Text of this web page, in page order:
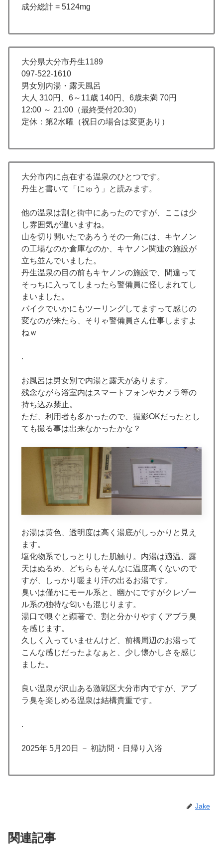
成分総計 = 5124mg
大分県大分市丹生1189
097-522-1610
男女別内湯・露天風呂
大人 310円、6～11歳 140円、6歳未満 70円
12:00 ～ 21:00（最終受付20:30）
定休：第2水曜（祝日の場合は変更あり）
大分市内に点在する温泉のひとつです。
丹生と書いて「にゅう」と読みます。
他の温泉は割と街中にあったのですが、ここは少
し雰囲気が違いますね。
山を切り開いたであろうその一角には、キヤノン
の工場なのか倉庫なのか、キヤノン関連の施設が
立ち並んでいました。
丹生温泉の目の前もキヤノンの施設で、間違って
そっちに入ってしまったら警備員に怪しまれてし
まいました。
バイクでいかにもツーリングしてますって感じの
変なのが来たら、そりゃ警備員さん仕事しますよ
ねｗ
.
お風呂は男女別で内湯と露天があります。
残念ながら浴室内はスマートフォンやカメラ等の
持ち込み禁止。
ただ、利用者も多かったので、撮影OKだったとし
ても撮る事は出来なかったかな？
お湯は黄色、透明度は高く湯底がしっかりと見え
ます。
塩化物系でしっとりした肌触り。内湯は適温、露
天はぬるめ、どちらもそんなに温度高くないので
すが、しっかり暖まり汗の出るお湯です。
臭いは僅かにモール系と、幽かにですがクレゾー
ル系の独特な匂いも混じります。
湯口で嗅ぐと顕著で、割と分かりやすくアブラ臭
を感じます。
久しく入っていませんけど、前橋周辺のお湯って
こんな感じだったよなぁと、少し懐かしさを感じ
ました。
良い温泉が沢山ある激戦区大分市内ですが、アブ
ラ臭を楽しめる温泉は結構貴重です。
.
2025年 5月20日 － 初訪問・日帰り入浴
Jake
関連記事